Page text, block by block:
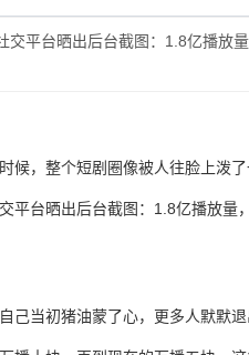
交平台晒出后台截图：1.8亿播放
候，整个短剧圈像被人往脸上泼了
平台晒出后台截图：1.8亿播放
己当初猪油蒙了心，更多人默默